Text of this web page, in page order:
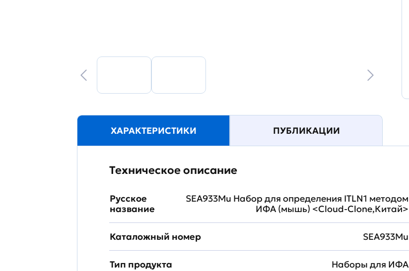
ХАРАКТЕРИСТИКИ ПУБЛИКАЦИИ
Техническое описание
Русское
название
SEA933Mu Набор для определения ITLN1 методом
ИФА (мышь) <Cloud-Clone,Китай>
Каталожный номер SEA933Mu
Тип продукта Наборы для ИФА